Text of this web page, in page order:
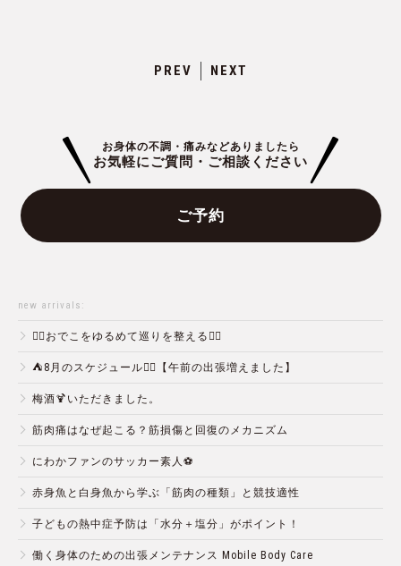
PREV NEXT
お身体の不調・痛みなどありましたら
お気軽にご質問・ご相談ください
ご予約
new arrivals:
💆‍♀️おでこをゆるめて巡りを整える💆‍♂️
⛺️8月のスケジュール🏄‍♂️【午前の出張増えました】
梅酒🍹いただきました。
筋肉痛はなぜ起こる？筋損傷と回復のメカニズム
にわかファンのサッカー素人⚽️
赤身魚と白身魚から学ぶ「筋肉の種類」と競技適性
子どもの熱中症予防は「水分＋塩分」がポイント！
働く身体のための出張メンテナンス Mobile Body Care